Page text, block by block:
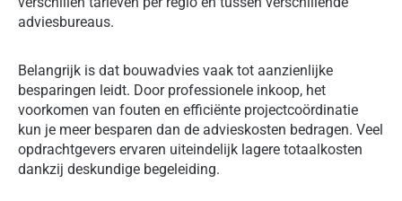
adviesbureaus.
Belangrijk is dat bouwadvies vaak tot aanzienlijke
besparingen leidt. Door professionele inkoop, het
voorkomen van fouten en efficiënte projectcoördinatie
kun je meer besparen dan de advieskosten bedragen. Veel
opdrachtgevers ervaren uiteindelijk lagere totaalkosten
dankzij deskundige begeleiding.